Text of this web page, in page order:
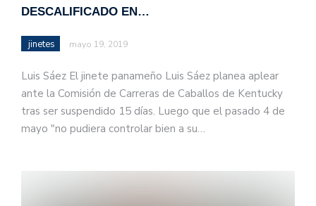
DESCALIFICADO EN…
jinetes mayo 19, 2019
Luis Sáez El jinete panameño Luis Sáez planea aplear
ante la Comisión de Carreras de Caballos de Kentucky
tras ser suspendido 15 días. Luego que el pasado 4 de
mayo "no pudiera controlar bien a su…